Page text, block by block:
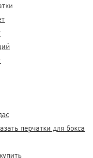
перчатки для бокса